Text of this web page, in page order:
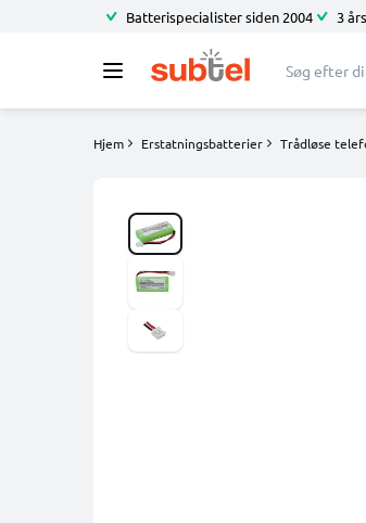
Batterispecialister siden 2004 3
Hjem Erstatningsbatterier Trådløse